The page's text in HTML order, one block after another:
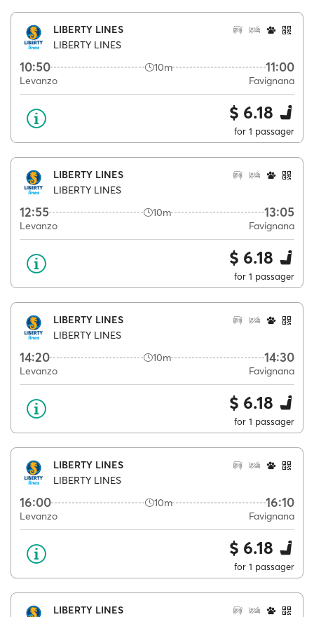
LIBERTY LINES
LIBERTY LINES
10:50 10m 11:00
Levanzo Favignana
$ 6.18
for 1 passager
LIBERTY LINES
LIBERTY LINES
12:55 10m 13:05
Levanzo Favignana
$ 6.18
for 1 passager
LIBERTY LINES
LIBERTY LINES
14:20 10m 14:30
Levanzo Favignana
$ 6.18
for 1 passager
LIBERTY LINES
LIBERTY LINES
16:00 10m 16:10
Levanzo Favignana
$ 6.18
for 1 passager
LIBERTY LINES